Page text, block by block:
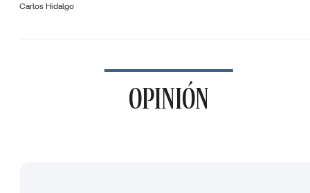
Carlos Hidalgo
OPINIÓN